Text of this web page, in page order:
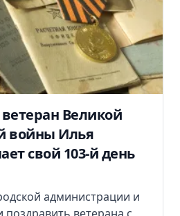
Великой
войны Илья
свой 103-й день
администрации и